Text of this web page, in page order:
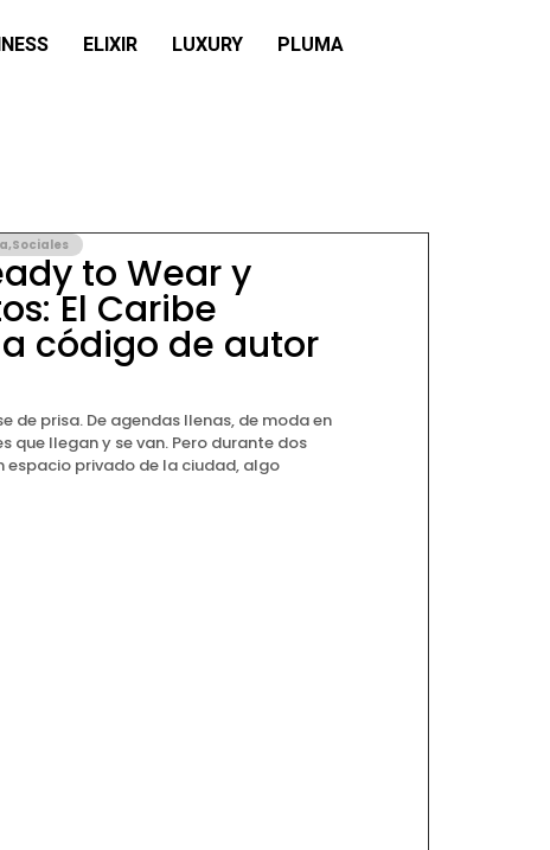
ELIXIR LUXURY PLUMA
,Sociales
to Wear y
El Caribe
código de autor
de prisa. De agendas llenas, de moda en
que llegan y se van. Pero durante dos
espacio privado de la ciudad, algo